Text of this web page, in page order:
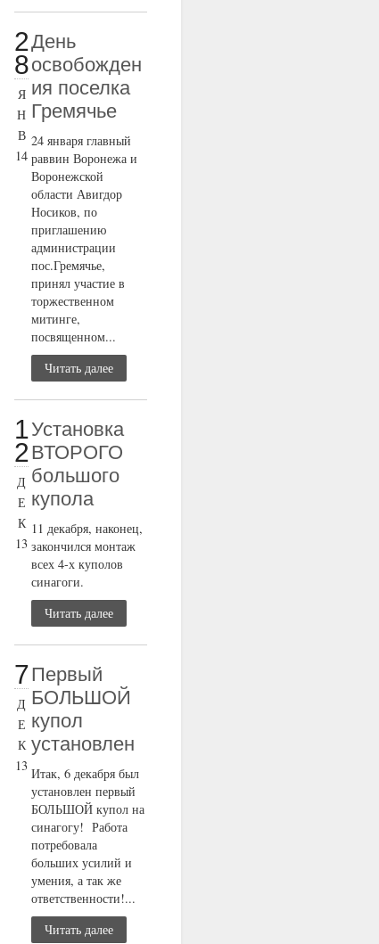
2
8
Я
Н
В
14
День
освобожден
ия поселка
Гремячье
24 января главный
раввин Воронежа и
Воронежской
области Авигдор
Носиков, по
приглашению
администрации
пос.Гремячье,
принял участие в
торжественном
митинге,
посвященном...
Читать далее
1
2
Д
Е
К
13
Установка
ВТОРОГО
большого
купола
11 декабря, наконец,
закончился монтаж
всех 4-х куполов
синагоги.
Читать далее
7
Д
Е
К
13
Первый
БОЛЬШОЙ
купол
установлен
Итак, 6 декабря был
установлен первый
БОЛЬШОЙ купол на
синагогу! Работа
потребовала
больших усилий и
умения, а так же
ответственности!...
Читать далее